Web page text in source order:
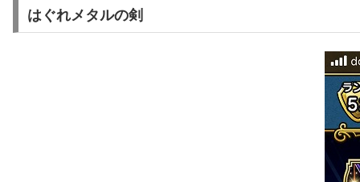
はぐれメタルの剣